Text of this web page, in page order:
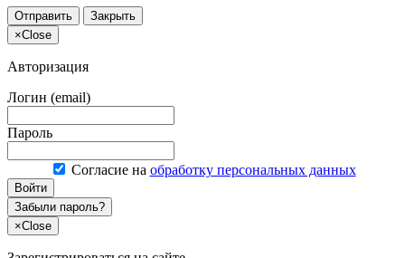
Отправить
Закрыть
×Close
Авторизация
Логин (email)
Пароль
Согласие на обработку персональных данных
Войти
Забыли пароль?
×Close